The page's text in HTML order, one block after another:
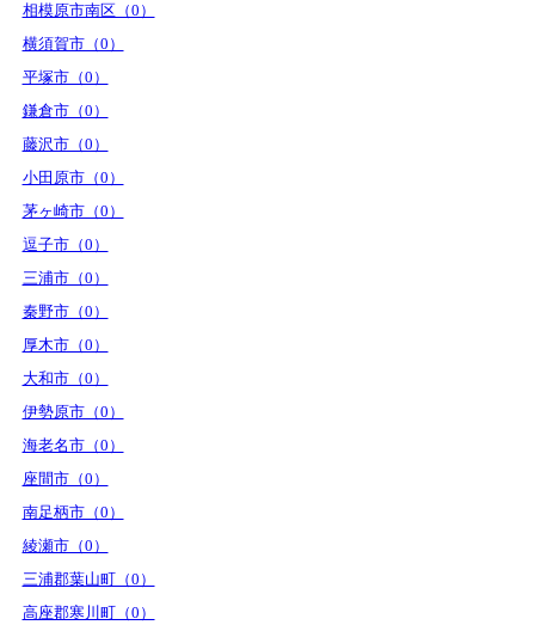
相模原市南区（0）
横須賀市（0）
平塚市（0）
鎌倉市（0）
藤沢市（0）
小田原市（0）
茅ヶ崎市（0）
逗子市（0）
三浦市（0）
秦野市（0）
厚木市（0）
大和市（0）
伊勢原市（0）
海老名市（0）
座間市（0）
南足柄市（0）
綾瀬市（0）
三浦郡葉山町（0）
高座郡寒川町（0）